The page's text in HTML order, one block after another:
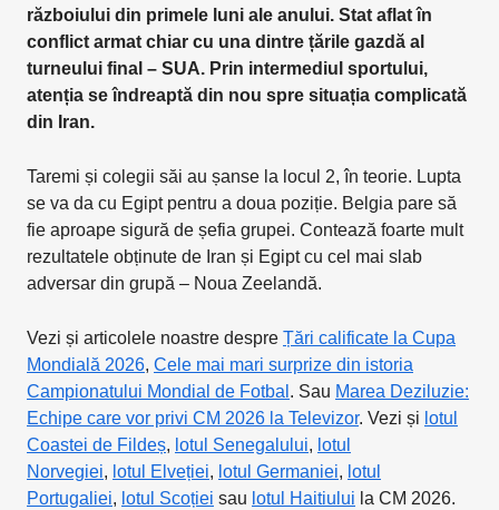
războiului din primele luni ale anului. Stat aflat în
conflict armat chiar cu una dintre țările gazdă al
turneului final – SUA. Prin intermediul sportului,
atenția se îndreaptă din nou spre situația complicată
din Iran.
Taremi și colegii săi au șanse la locul 2, în teorie. Lupta
se va da cu Egipt pentru a doua poziție. Belgia pare să
fie aproape sigură de șefia grupei. Contează foarte mult
rezultatele obținute de Iran și Egipt cu cel mai slab
adversar din grupă – Noua Zeelandă.
Vezi și articolele noastre despre Țări calificate la Cupa
Mondială 2026, Cele mai mari surprize din istoria
Campionatului Mondial de Fotbal . Sau Marea Deziluzie:
Echipe care vor privi CM 2026 la Televizor. Vezi și lotul
Coastei de Fildeș, lotul Senegalului, lotul
Norvegiei, lotul Elveției, lotul Germaniei, lotul
Portugaliei, lotul Scoției sau lotul Haitiului la CM 2026.